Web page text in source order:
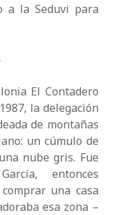
a la Seduvi para
El Contadero
la delegación
de montañas
un cúmulo de
nube gris. Fue
entonces
una casa
esa zona –